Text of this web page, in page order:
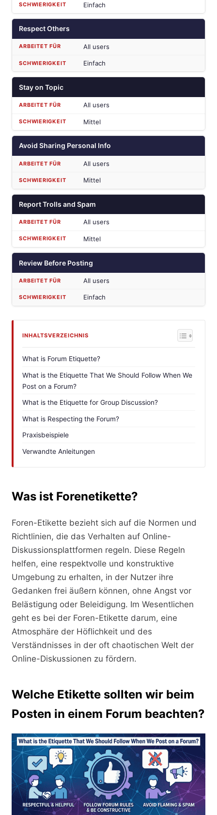
Einfach
Respect Others
All users
Einfach
Stay on Topic
All users
Mittel
Avoid Sharing Personal Info
All users
Mittel
Report Trolls and Spam
All users
Mittel
Review Before Posting
All users
Einfach
INHALTSVERZEICHNIS
What is Forum Etiquette?
What is the Etiquette That We Should Follow When We
Post on a Forum?
What is the Etiquette for Group Discussion?
What is Respecting the Forum?
Praxisbeispiele
Verwandte Anleitungen
Was ist Forenetikette?
Foren-Etikette bezieht sich auf die Normen und
Richtlinien, die das Verhalten auf Online-
Diskussionsplattformen regeln. Diese Regeln
helfen, eine respektvolle und konstruktive
Umgebung zu erhalten, in der Nutzer ihre
Gedanken frei äußern können, ohne Angst vor
Belästigung oder Beleidigung. Im Wesentlichen
geht es bei der Foren-Etikette darum, eine
Atmosphäre der Höflichkeit und des
Verständnisses in der oft chaotischen Welt der
Online-Diskussionen zu fördern.
Welche Etikette sollten wir beim
Posten in einem Forum beachten?